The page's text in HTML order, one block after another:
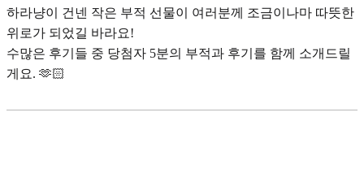
하라냥이 건넨 작은 부적 선물이 여러분께 조금이나마 따뜻한
위로가 되었길 바라요!
수많은 후기들 중 당첨자 5분의 부적과 후기를 함께 소개드릴
게요. 🫶🏻